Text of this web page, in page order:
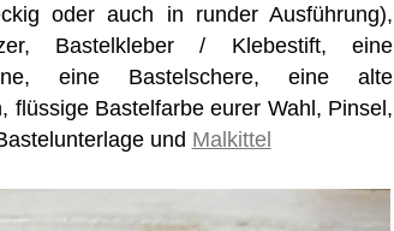
oder auch in runder Ausführung),
Bastelkleber / Klebestift, eine
eine Bastelschere, eine alte
flüssige Bastelfarbe eurer Wahl, Pinsel,
und Malkittel